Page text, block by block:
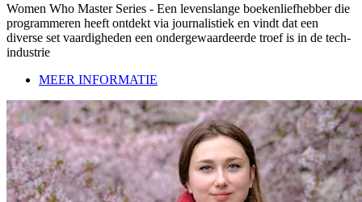
Women Who Master Series - Een levenslange boekenliefhebber die
programmeren heeft ontdekt via journalistiek en vindt dat een
diverse set vaardigheden een ondergewaardeerde troef is in de tech-
industrie
MEER INFORMATIE